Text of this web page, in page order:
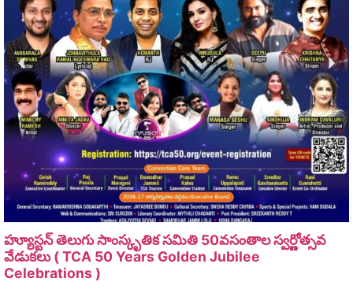
హ్యూస్టన్ తెలుగు సాంస్కృతిక సమితి 50వసంతాల స్వర్ణోత్సవ
వేడుకలు ( TCA 50 Years Golden Jubilee
Celebrations )